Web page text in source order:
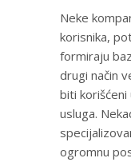
Neke
korisnika,
formiraju
drugi način
biti
usluga.
ogromnu